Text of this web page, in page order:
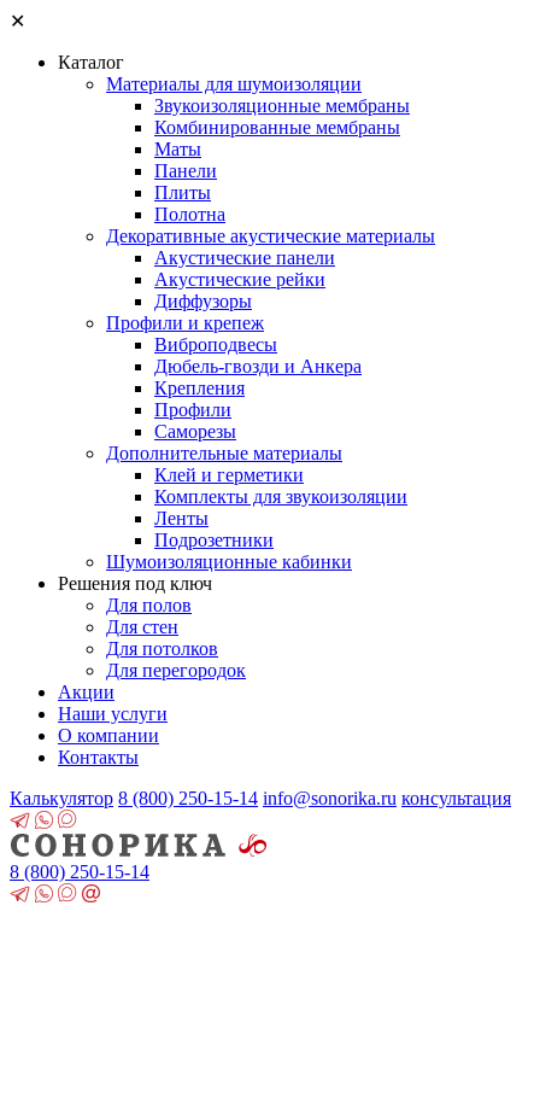
✕
Каталог
Материалы для шумоизоляции
Звукоизоляционные мембраны
Комбинированные мембраны
Маты
Панели
Плиты
Полотна
Декоративные акустические материалы
Акустические панели
Акустические рейки
Диффузоры
Профили и крепеж
Виброподвесы
Дюбель-гвозди и Анкера
Крепления
Профили
Саморезы
Дополнительные материалы
Клей и герметики
Комплекты для звукоизоляции
Ленты
Подрозетники
Шумоизоляционные кабинки
Решения под ключ
Для полов
Для стен
Для потолков
Для перегородок
Акции
Наши услуги
О компании
Контакты
Калькулятор 8 (800) 250-15-14 info@sonorika.ru консультация
8 (800) 250-15-14